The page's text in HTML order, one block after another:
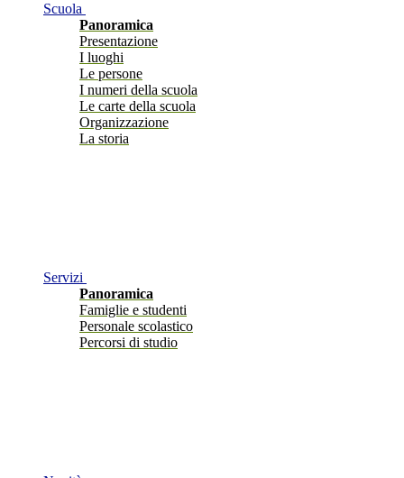
Scuola
Panoramica
Presentazione
I luoghi
Le persone
I numeri della scuola
Le carte della scuola
Organizzazione
La storia
Servizi
Panoramica
Famiglie e studenti
Personale scolastico
Percorsi di studio